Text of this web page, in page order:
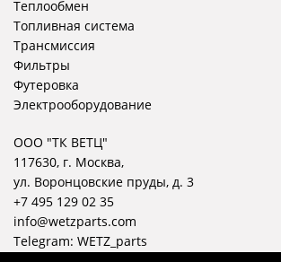
Теплообмен
Топливная система
Трансмиссия
Фильтры
Футеровка
Электрооборудование
ООО "ТК ВЕТЦ"
117630, г. Москва,
ул. Воронцовские пруды, д. 3
+7 495 129 02 35
info@wetzparts.com
Telegram: WETZ_parts